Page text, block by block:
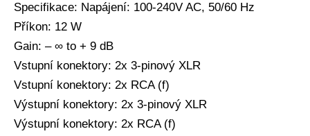
Specifikace: Napájení: 100-240V AC, 50/60 Hz
Příkon: 12 W
Gain: – ∞ to + 9 dB
Vstupní konektory: 2x 3-pinový XLR
Vstupní konektory: 2x RCA (f)
Výstupní konektory: 2x 3-pinový XLR
Výstupní konektory: 2x RCA (f)